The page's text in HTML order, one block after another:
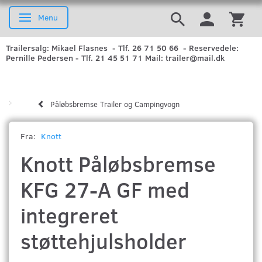
Skifte navigation
Menu
Trailersalg: Mikael Flasnes - Tlf. 26 71 50 66 - Reservedele:
Pernille Pedersen - Tlf. 21 45 51 71 Mail: trailer@mail.dk
Påløbsbremse Trailer og Campingvogn
Fra: Knott
Knott Påløbsbremse
KFG 27-A GF med
integreret
støttehjulsholder